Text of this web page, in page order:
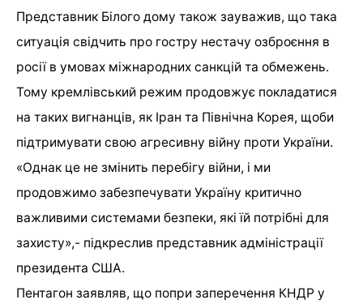
Представник Білого дому також зауважив, що така
ситуація свідчить про гостру нестачу озброєння в
росії в умовах міжнародних санкцій та обмежень.
Тому кремлівський режим продовжує покладатися
на таких вигнанців, як Іран та Північна Корея, щоби
підтримувати свою агресивну війну проти України.
«Однак це не змінить перебігу війни, і ми
продовжимо забезпечувати Україну критично
важливими системами безпеки, які їй потрібні для
захисту»,- підкреслив представник адміністрації
президента США.
Пентагон заявляв, що попри заперечення КНДР у